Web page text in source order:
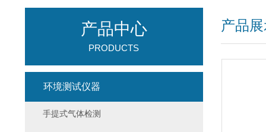
产品
产品中心
PRODUCTS
环境测试仪器
手提式气体检测